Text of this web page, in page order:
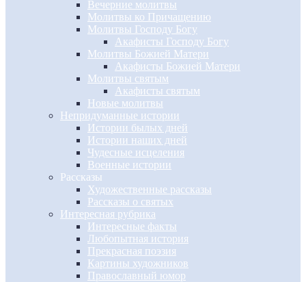
Вечерние молитвы
Молитвы ко Причащению
Молитвы Господу Богу
Акафисты Господу Богу
Молитвы Божией Матери
Акафисты Божией Матери
Молитвы святым
Акафисты святым
Новые молитвы
Непридуманные истории
Истории былых дней
Истории наших дней
Чудесные исцеления
Военные истории
Рассказы
Художественные рассказы
Рассказы о святых
Интересная рубрика
Интересные факты
Любопытная история
Прекрасная поэзия
Картины художников
Православный юмор